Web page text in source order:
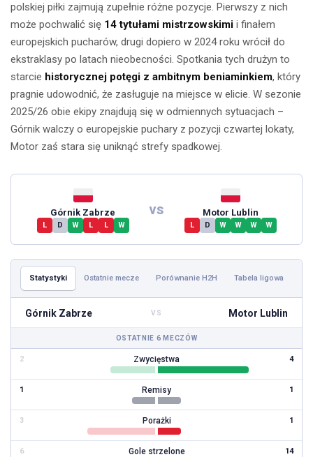
polskiej piłki zajmują zupełnie różne pozycje. Pierwszy z nich
może pochwalić się 14 tytułami mistrzowskimi i finałem
europejskich pucharów, drugi dopiero w 2024 roku wrócił do
ekstraklasy po latach nieobecności. Spotkania tych drużyn to
starcie historycznej potęgi z ambitnym beniaminkiem, który
pragnie udowodnić, że zasługuje na miejsce w elicie. W sezonie
2025/26 obie ekipy znajdują się w odmiennych sytuacjach –
Górnik walczy o europejskie puchary z pozycji czwartej lokaty,
Motor zaś stara się uniknąć strefy spadkowej.
Górnik Zabrze
L D W L L W
vs Motor Lublin
L D W W W W
Statystyki Ostatnie mecze Porównanie H2H Tabela ligowa
Górnik Zabrze VS Motor Lublin
OSTATNIE 6 MECZÓW
2 Zwycięstwa 4
1 Remisy 1
3 Porażki 1
6 Gole strzelone 14